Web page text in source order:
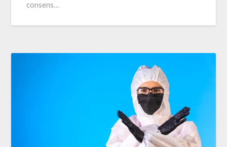
consens…